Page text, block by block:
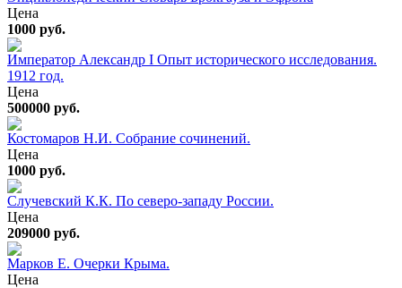
Цена
1000 руб.
Император Александр I Опыт исторического исследования.
1912 год.
Цена
500000 руб.
Костомаров Н.И. Собрание сочинений.
Цена
1000 руб.
Случевский К.К. По северо-западу России.
Цена
209000 руб.
Марков Е. Очерки Крыма.
Цена